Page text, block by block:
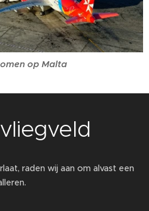
op Malta
raden wij aan om alvast een